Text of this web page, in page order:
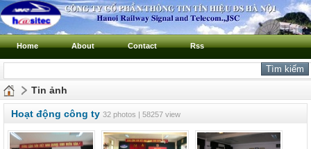
Home About Contact Rss
Tin ảnh
Hoạt động công ty 32 photos | 58257 view